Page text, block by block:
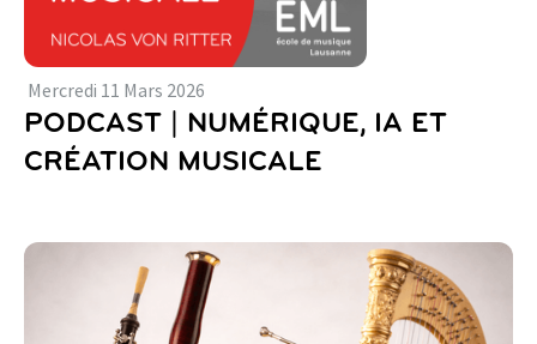
Mercredi 11 Mars 2026
PODCAST | NUMÉRIQUE, IA ET
CRÉATION MUSICALE